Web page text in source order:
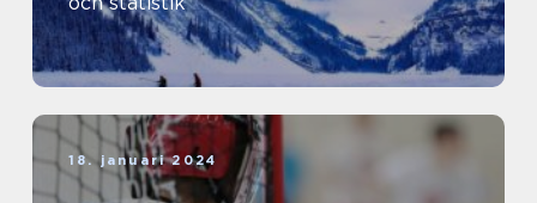
18. januari 2024